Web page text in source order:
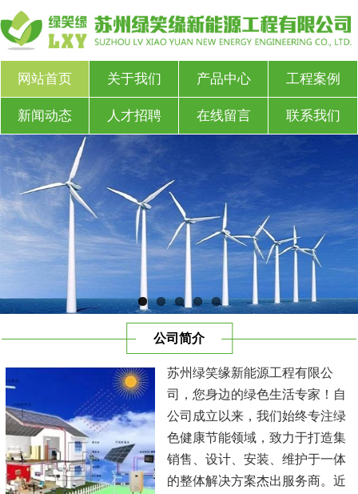
网站首页 关于我们 产品中心 工程案例
新闻动态 人才招聘 在线留言 联系我们
公司简介
苏州绿笑缘新能源工程有限公
司，您身边的绿色生活专家！自
公司成立以来，我们始终专注绿
色健康节能领域，致力于打造集
销售、设计、安装、维护于一体
的整体解决方案杰出服务商。近